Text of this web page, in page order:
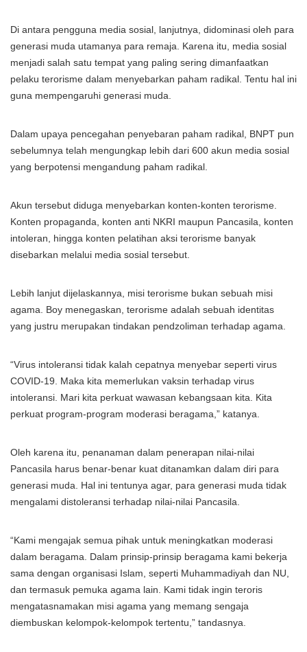
Di antara pengguna media sosial, lanjutnya, didominasi oleh para
generasi muda utamanya para remaja. Karena itu, media sosial
menjadi salah satu tempat yang paling sering dimanfaatkan
pelaku terorisme dalam menyebarkan paham radikal. Tentu hal ini
guna mempengaruhi generasi muda.
Dalam upaya pencegahan penyebaran paham radikal, BNPT pun
sebelumnya telah mengungkap lebih dari 600 akun media sosial
yang berpotensi mengandung paham radikal.
Akun tersebut diduga menyebarkan konten-konten terorisme.
Konten propaganda, konten anti NKRI maupun Pancasila, konten
intoleran, hingga konten pelatihan aksi terorisme banyak
disebarkan melalui media sosial tersebut.
Lebih lanjut dijelaskannya, misi terorisme bukan sebuah misi
agama. Boy menegaskan, terorisme adalah sebuah identitas
yang justru merupakan tindakan pendzoliman terhadap agama.
“Virus intoleransi tidak kalah cepatnya menyebar seperti virus
COVID-19. Maka kita memerlukan vaksin terhadap virus
intoleransi. Mari kita perkuat wawasan kebangsaan kita. Kita
perkuat program-program moderasi beragama,” katanya.
Oleh karena itu, penanaman dalam penerapan nilai-nilai
Pancasila harus benar-benar kuat ditanamkan dalam diri para
generasi muda. Hal ini tentunya agar, para generasi muda tidak
mengalami distoleransi terhadap nilai-nilai Pancasila.
“Kami mengajak semua pihak untuk meningkatkan moderasi
dalam beragama. Dalam prinsip-prinsip beragama kami bekerja
sama dengan organisasi Islam, seperti Muhammadiyah dan NU,
dan termasuk pemuka agama lain. Kami tidak ingin teroris
mengatasnamakan misi agama yang memang sengaja
diembuskan kelompok-kelompok tertentu,” tandasnya.